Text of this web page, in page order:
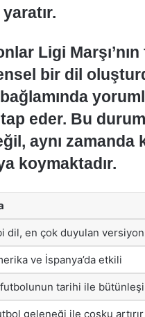
Ligi
bir dil
eder. Bu
aynı
koymaktadır.
dil, en çok duyulan versiyon
ve İspanya’da etkili
futbolunun tarihi ile
geleneği ile coşku artırır